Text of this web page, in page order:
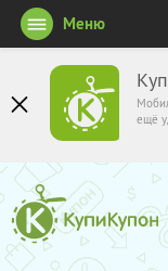
ещё
Меню